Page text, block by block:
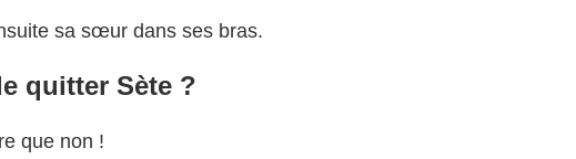
sa sœur dans ses bras.
quitter Sète ?
que non !